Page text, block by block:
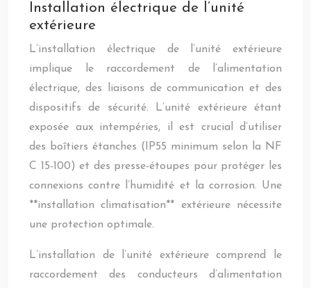
Installation électrique de l’unité
extérieure
L’installation électrique de l’unité extérieure
implique le raccordement de l’alimentation
électrique, des liaisons de communication et des
dispositifs de sécurité. L’unité extérieure étant
exposée aux intempéries, il est crucial d’utiliser
des boîtiers étanches (IP55 minimum selon la NF
C 15-100) et des presse-étoupes pour protéger les
connexions contre l’humidité et la corrosion. Une
**installation climatisation** extérieure nécessite
une protection optimale.
L’installation de l’unité extérieure comprend le
raccordement des conducteurs d’alimentation